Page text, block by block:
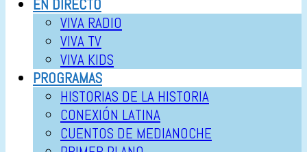
EN DIRECTO
VIVA RADIO
VIVA TV
VIVA KIDS
PROGRAMAS
HISTORIAS DE LA HISTORIA
CONEXIÓN LATINA
CUENTOS DE MEDIANOCHE